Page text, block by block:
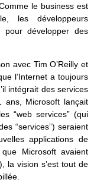
le business est
les développeurs
développer des
avec Tim O’Reilly et
l’Internet a toujours
intégrait des services
Microsoft lançait
“web services” (qui
“services”) seraient
applications de
Microsoft avaient
la vision s’est tout de